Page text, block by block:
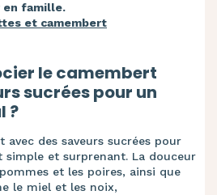
en famille.
et camembert
le camembert
sucrées pour un
?
avec des saveurs sucrées pour
simple et surprenant. La douceur
et les poires, ainsi que
le miel et les noix,